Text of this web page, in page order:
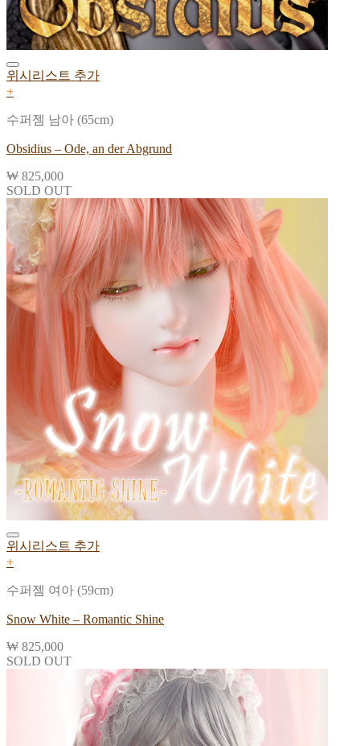
위시리스트 추가
+
수퍼젬 남아 (65cm)
Obsidius – Ode, an der Abgrund
₩ 825,000
SOLD OUT
위시리스트 추가
+
수퍼젬 여아 (59cm)
Snow White – Romantic Shine
₩ 825,000
SOLD OUT